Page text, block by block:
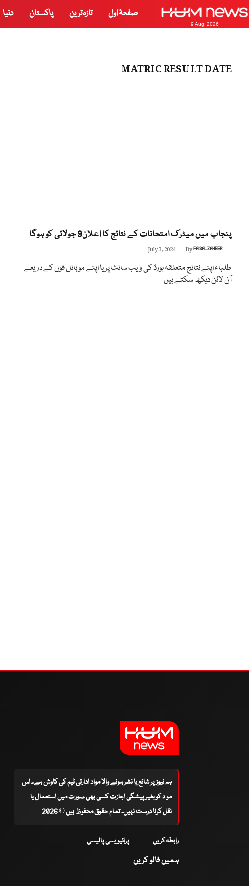
9 Aug, 2026
صفحۂ اول تازہ ترین پاکستان دنیا
MATRIC RESULT DATE
پنجاب میں میٹرک امتحانات کے نتائج کا اعلان9 جولائی کو ہوگا
July 3, 2024 ByFAISAL ZAHEER
طلباء اپنے نتائج متعلقہ بورڈ کی ویب سائٹ پر یا اپنے موبائل فون کے ذریعے
آن لائن دیکھ سکتے ہیں
ہم نیوز پر شائع یا نشر ہونے والا مواد ادارتی ٹیم کی کاوش ہے۔ اس
مواد کو بغیر پیشگی اجازت کسی بھی صورت میں استعمال یا
نقل کرنا درست نہیں۔ تمام حقوق محفوظ ہیں © 2026
رابطہ کریں پرائیویسی پالیسی
ہمیں فالو کریں